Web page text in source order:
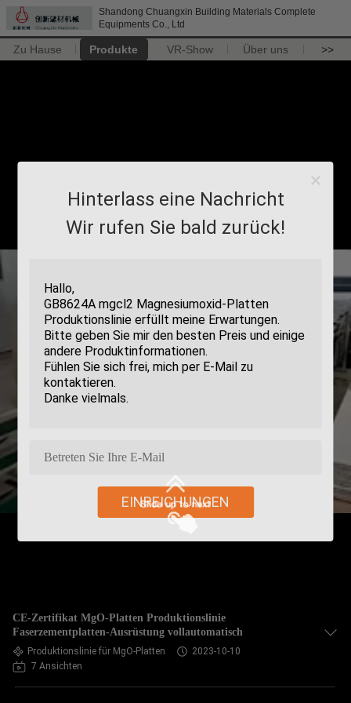
Shandong Chuangxin Building Materials Complete
Equipments Co., Ltd
Zu Hause Produkte VR-Show Über uns >>
Hinterlass eine Nachricht
Wir rufen Sie bald zurück!
EINREICHUNGEN
CE-Zertifikat MgO-Platten Produktionslinie
Faserzementplatten-Ausrüstung vollautomatisch
Produktionslinie für MgO-Platten
2023-10-10
7 Ansichten